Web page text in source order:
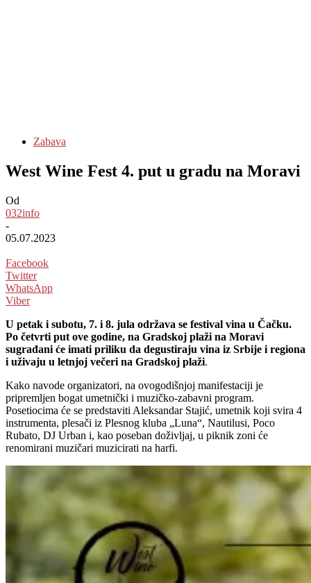
Zabava
West Wine Fest 4. put u gradu na Moravi
Od
032info
-
05.07.2023
Facebook
Twitter
WhatsApp
Viber
U petak i subotu, 7. i 8. jula održava se festival vina u Čačku.
Po četvrti put ove godine, na Gradskoj plaži na Moravi
sugrađani će imati priliku da degustiraju vina iz Srbije i regiona
i uživaju u letnjoj večeri na Gradskoj plaži.
Kako navode organizatori, na ovogodišnjoj manifestaciji je
pripremljen bogat umetnički i muzičko-zabavni program.
Posetiocima će se predstaviti Aleksandar Stajić, umetnik koji svira 4
instrumenta, plesači iz Plesnog kluba „Luna“, Nautilusi, Poco
Rubato, DJ Urban i, kao poseban doživljaj, u piknik zoni će
renomirani muzičari muzicirati na harfi.